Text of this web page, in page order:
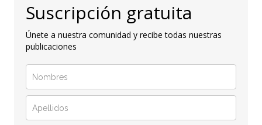
Suscripción gratuita
Únete a nuestra comunidad y recibe todas nuestras
publicaciones